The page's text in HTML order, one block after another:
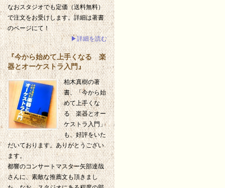
なおスタジオでも定価（送料無料）
で注文をお受けします。詳細は著書
のページにて！
▶詳細を読む
『今から始めて上手くなる 楽
器とオーケストラ入門』
柏木真樹の著
書、「今から始
めて上手くな
る 楽器とオー
ケストラ入門」
も、好評をいた
だいております。ありがとうござい
ます。
都響のコンサートマスター矢部達哉
さんに、素敵な推薦文も頂きまし